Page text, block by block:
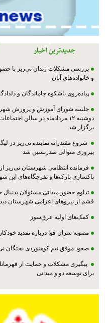
جدیدترین اخبار
بررسی مشکلات زندان نی‌ریز با
و خانواده‌های آنان
پیاده‌روی باشکوه جاماندگان و
جلسه شورای آموزش و پرورش
دوشنبه ۱۲ مردادماه در سالن
برگزار شد
شروع مقتدرانه نماینده نی‌ریز در
پیروزی متوالی صدرنشین شد
فرمانده انتظامی شهرستان نی‌ریز
پاکسازی پارک‌ها و تفرجگاه‌های این
تداوم حضور میدانی مسئولان
قشم از نیروهای اعزامی شهرستان
کمک‌های اولیه عرق‌سوز
مصوبه سران قوا درباره تمدید
صعود موفق تیم کوهنوردی بختگان نی‌ریز به قله ۴۳۷۵
پیگیری مشکلات و حمایت از
برای توسعه دو و میدانی